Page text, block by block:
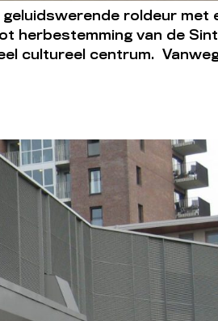
geluidswerende roldeur met
herbestemming van de
cultureel centrum.